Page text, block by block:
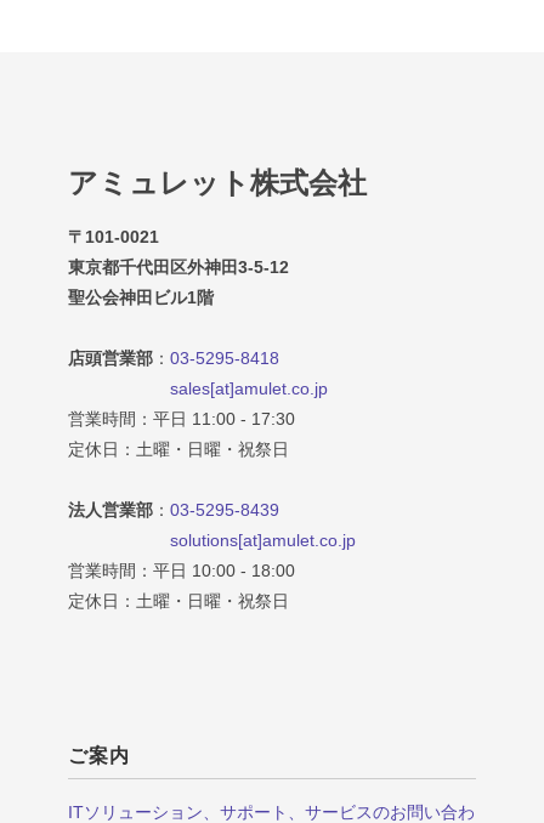
アミュレット株式会社
〒101-0021
東京都千代田区外神田3-5-12
聖公会神田ビル1階
店頭営業部 ： 03-5295-8418
sales[at]amulet.co.jp
営業時間：平日 11:00 - 17:30
定休日：土曜・日曜・祝祭日
法人営業部 ： 03-5295-8439
solutions[at]amulet.co.jp
営業時間：平日 10:00 - 18:00
定休日：土曜・日曜・祝祭日
ご案内
ITソリューション、サポート、サービスのお問い合わ